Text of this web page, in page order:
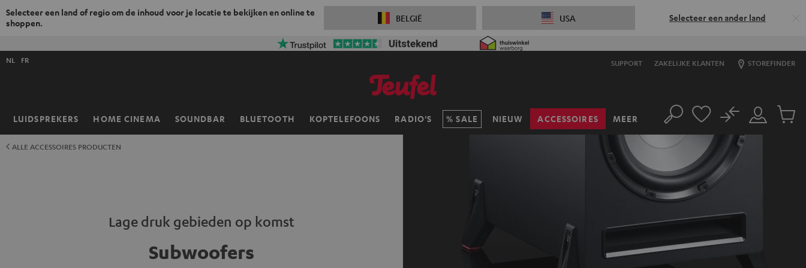
Selecteer een land of regio om de inhoud voor je locatie te bekijken en online te
shoppen.
BELGIË USA Selecteer een ander land
SUPPORT ZAKELIJKE KLANTEN STOREFINDER
LUIDSPREKERS HOME CINEMA SOUNDBAR BLUETOOTH KOPTELEFOONS RADIO'S SALE NIEUW ACCESSOIRES MEER
Selecteer
NL FR
Home Zoeken
Mijn
account
No
ALLE ACCESSOIRES PRODUCTEN
Lage druk gebieden op komst
Subwoofers